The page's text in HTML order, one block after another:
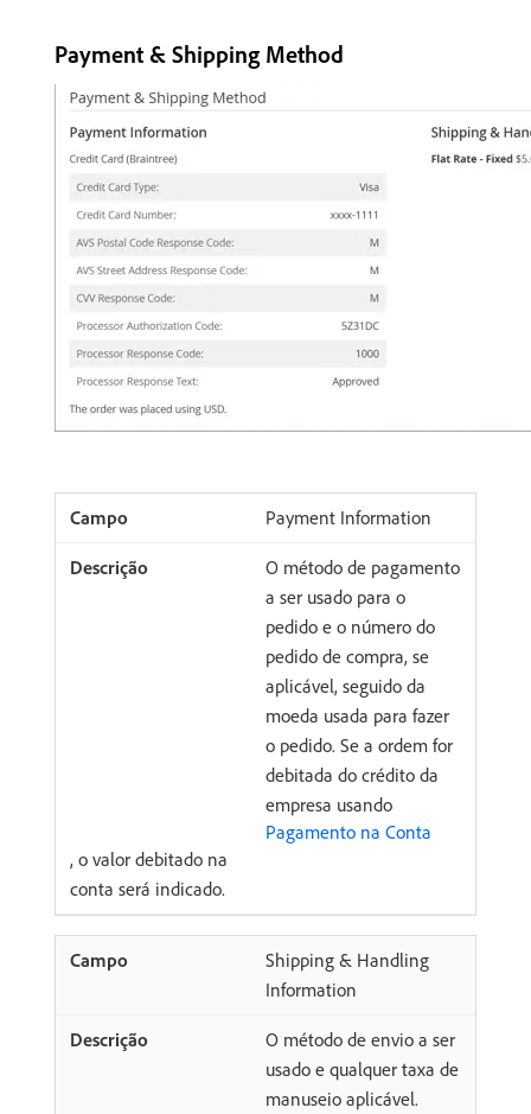
Payment & Shipping Method
Payment Information
O método de pagamento
a ser usado para o
pedido e o número do
pedido de compra, se
aplicável, seguido da
moeda usada para fazer
o pedido. Se a ordem for
debitada do crédito da
empresa usando
Pagamento na Conta
, o valor debitado na
conta será indicado.
Shipping & Handling
Information
O método de envio a ser
usado e qualquer taxa de
manuseio aplicável.